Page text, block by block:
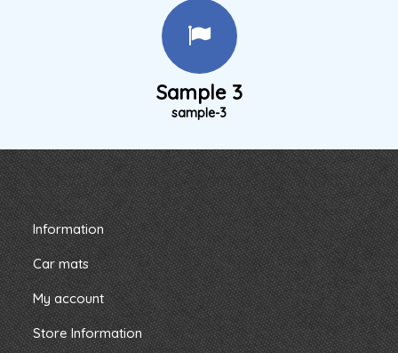
Sample 3
sample-3
Information
Car mats
My account
Store Information